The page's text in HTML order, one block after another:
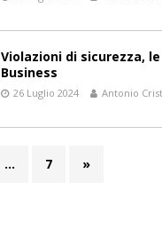
Violazioni di sicurezza,
Business
26 Luglio 2024 Antonio
… 7 »